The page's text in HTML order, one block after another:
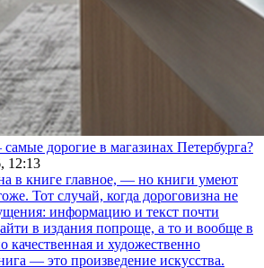
дорогие в магазинах Петербурга?
12:13
в книге главное, — но книги умеют
Тот случай, когда дороговизна не
информацию и текст почти
в издания попроще, а то и вообще в
качественная и художественно
— это произведение искусства.